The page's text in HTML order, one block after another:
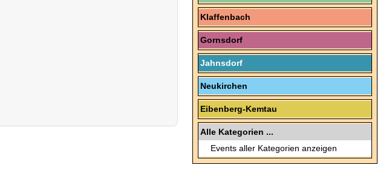
Klaffenbach
Gornsdorf
Jahnsdorf
Neukirchen
Eibenberg-Kemtau
Alle Kategorien ...
Events aller Kategorien anzeigen